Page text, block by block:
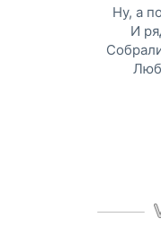
Ну, а
И